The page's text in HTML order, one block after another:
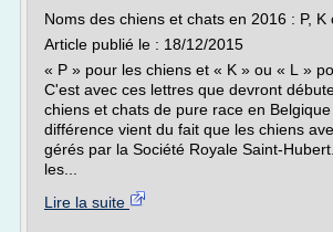
Noms des chiens et chats en 2016 : P, K
Article publié le : 18/12/2015
« P » pour les chiens et « K » ou « L »
C'est avec ces lettres que devront
chiens et chats de pure race en
différence vient du fait que les chiens
gérés par la Société Royale Saint-
les...
Lire la suite